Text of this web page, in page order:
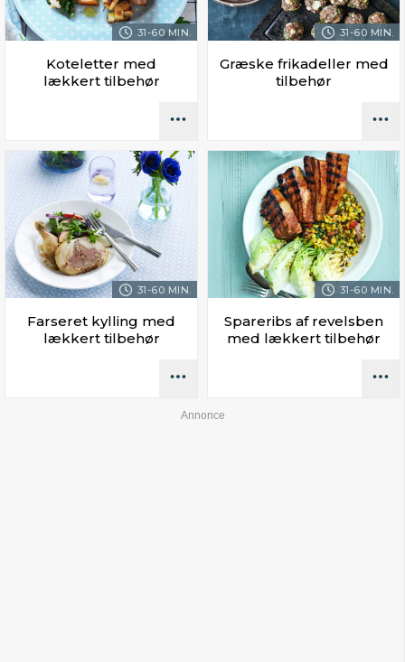
31-60 MIN.
Koteletter med
lækkert tilbehør
31-60 MIN.
Græske frikadeller med
tilbehør
31-60 MIN.
Farseret kylling med
lækkert tilbehør
31-60 MIN.
Spareribs af revelsben
med lækkert tilbehør